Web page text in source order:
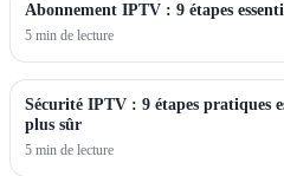
Abonnement IPTV : 9 étapes
5 min de lecture
Sécurité IPTV : 9 étapes pratiques
plus sûr
5 min de lecture